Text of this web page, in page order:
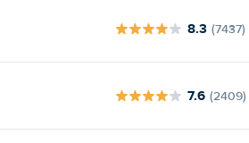
8.3 (7437)
7.6 (2409)